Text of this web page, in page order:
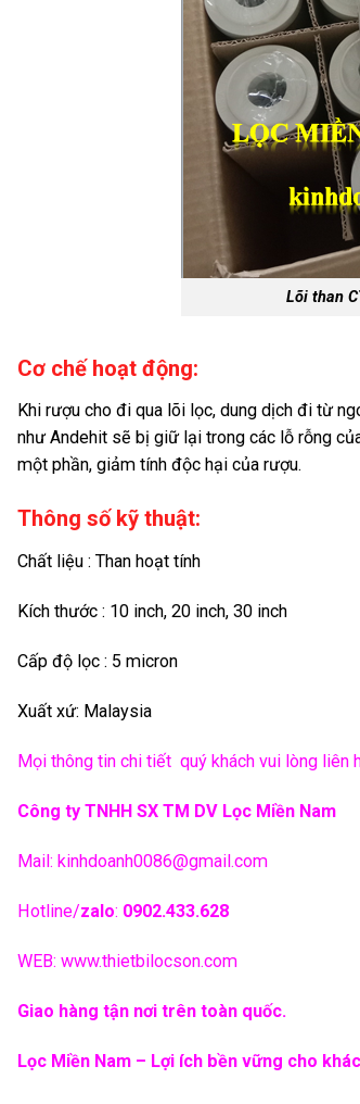
Lõi than
Cơ chế hoạt động:
Khi rượu cho đi qua lõi lọc, dung dịch đi từ
như Andehit sẽ bị giữ lại trong các lỗ rỗng
một phần, giảm tính độc hại của rượu.
Thông số kỹ thuật:
Chất liệu : Than hoạt tính
Kích thước : 10 inch, 20 inch, 30 inch
Cấp độ lọc : 5 micron
Xuất xứ: Malaysia
Mọi thông tin chi tiết quý khách vui lòng liên
Công ty TNHH SX TM DV Lọc Miền Nam
Mail: kinhdoanh0086@gmail.com
Hotline/zalo: 0902.433.628
WEB: www.thietbilocson.com
Giao hàng tận nơi trên toàn quốc.
Lọc Miền Nam – Lợi ích bền vững cho